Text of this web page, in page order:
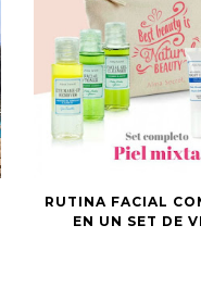
RUTINA FACIAL
EN UN SET DE